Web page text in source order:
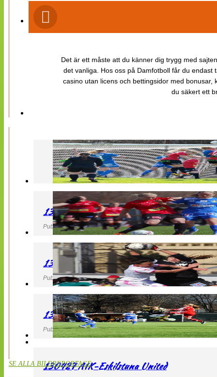
Det är ett måste att du känner dig trygg med
det vanliga. Hos oss på Damfotboll får du
casino utan licens och bettingsidor med
du säkert ett
130427 LB 07 – QBIK
Publicerad 27 April 2013, 22:40
130427 IF Limhamn Bunkeflo – QBIK
Publicerad 27 April 2013, 21:10
130427 LdB FC Malmö – Mallbackens IF
Publicerad 27 April 2013, 20:54
130427 AIK-Eskilstuna United
SE ALLA BILDREPORTAGE